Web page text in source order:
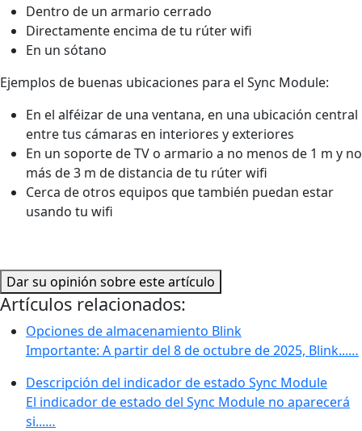
Dentro de un armario cerrado
Directamente encima de tu rúter wifi
En un sótano
Ejemplos de buenas ubicaciones para el Sync Module:
En el alféizar de una ventana, en una ubicación central
entre tus cámaras en interiores y exteriores
En un soporte de TV o armario a no menos de 1 m y no
más de 3 m de distancia de tu rúter wifi
Cerca de otros equipos que también puedan estar
usando tu wifi
Dar su opinión sobre este artículo
Artículos relacionados:
Opciones de almacenamiento Blink
Importante: A partir del 8 de octubre de 2025, Blink...…
Descripción del indicador de estado Sync Module
El indicador de estado del Sync Module no aparecerá
si...…